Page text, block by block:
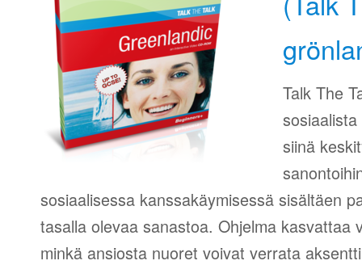
Talk The
siinä
sosiaalisessa kanssakäymisessä sisältäen
tasalla olevaa sanastoa. Ohjelma kasvattaa
minkä ansiosta nuoret voivat verrata